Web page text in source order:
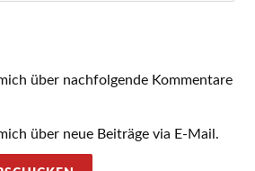
über nachfolgende Kommentare
über neue Beiträge via E-Mail.